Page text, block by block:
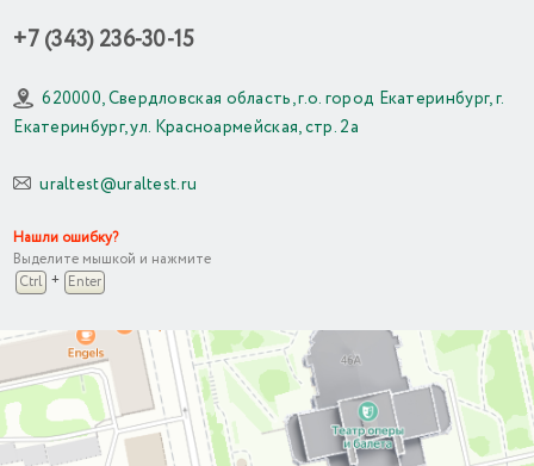
+7 (343) 236-30-15
620000, Свердловская область, г.о. город Екатеринбург, г.
Екатеринбург, ул. Красноармейская, стр. 2а
uraltest@uraltest.ru
Нашли ошибку?
Выделите мышкой и нажмите
Ctrl + Enter